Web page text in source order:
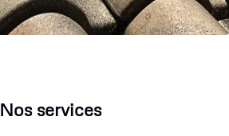
Nos services